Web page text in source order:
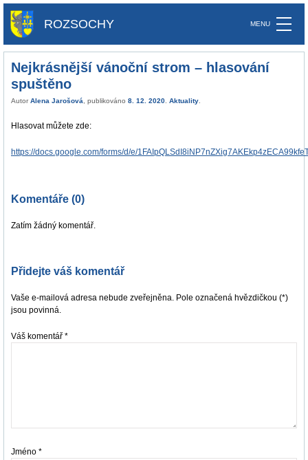
ROZSOCHY
Nejkrásnější vánoční strom – hlasování
spuštěno
Autor Alena Jarošová , publikováno 8. 12. 2020 Aktuality
Hlasovat můžete zde:
https://docs.google.com/forms/d/e/
Komentáře (0)
Zatím žádný komentář.
Přidejte váš komentář
Vaše e-mailová adresa nebude zveřejněna. Pole označená hvězdičkou (*)
jsou povinná.
Váš komentář *
Jméno *